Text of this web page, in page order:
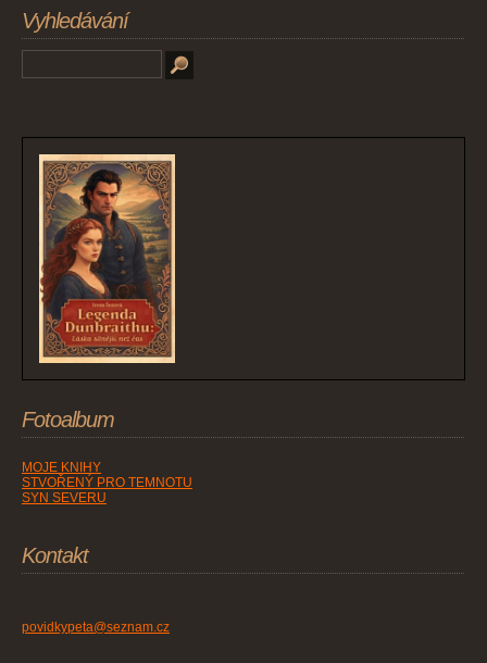
Vyhledávání
Fotoalbum
MOJE KNIHY
STVOŘENÝ PRO TEMNOTU
SYN SEVERU
Kontakt
povidkypeta@seznam.cz